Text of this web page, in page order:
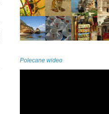
Polecane wideo